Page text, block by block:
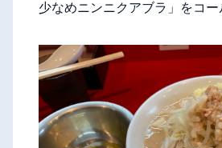
少なめニンニクアブラ」をコー